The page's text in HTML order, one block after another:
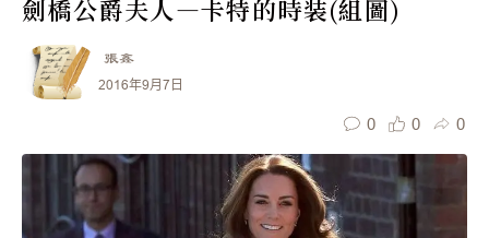
劍橋公爵夫人—卡特的時装(組圖)
張鑫
2016年9月7日
0 0 0